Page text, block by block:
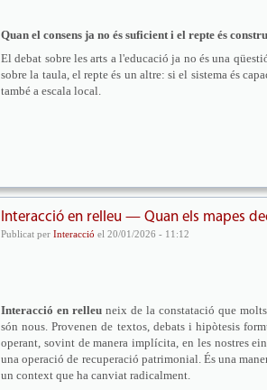
Quan el consens ja no és suficient i el repte és
El debat sobre les arts a l'educació ja no és una
sobre la taula, el repte és un altre: si el sistema és
també a escala local.
Interacció en relleu — Quan els mapes
Publicat per Interacció el 20/01/2026 - 11:12
Interacció en relleu neix de la constatació que
són nous. Provenen de textos, debats i hipòtesis
operant, sovint de manera implícita, en les nostres
una operació de recuperació patrimonial. És una
un context que ha canviat radicalment.